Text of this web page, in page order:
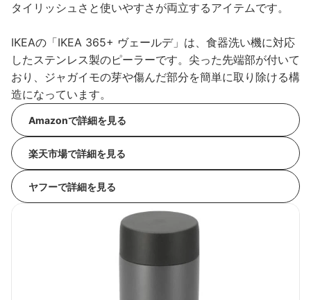
タイリッシュさと使いやすさが両立するアイテムです。
IKEAの「IKEA 365+ ヴェールデ」は、食器洗い機に対応
したステンレス製のピーラーです。尖った先端部が付いて
おり、ジャガイモの芽や傷んだ部分を簡単に取り除ける構
造になっています。
Amazonで詳細を見る
楽天市場で詳細を見る
ヤフーで詳細を見る